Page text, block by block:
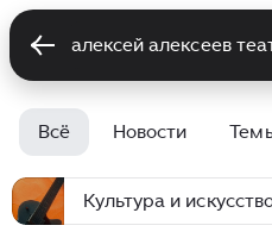
Всё Новости
Культура и